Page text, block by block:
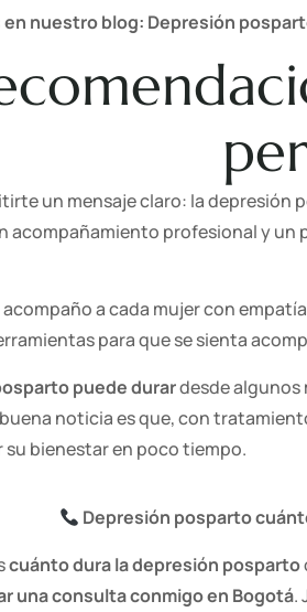
en nuestro blog: Depresión
un mensaje claro: la depresión
acompañamiento profesional y
a cada mujer con
para que se sienta
puede durardesde algunos
noticia es que, con
bienestar en poco tiempo.
Depresión posparto
cuánto dura la depresión posparto
una consulta conmigo en Bogotá.